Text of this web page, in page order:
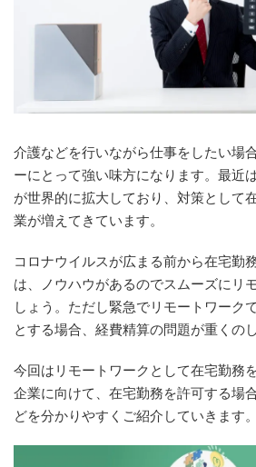
介護などを行いながら仕事をしたい場
ーにとって強い味方になります。最近
が世界的に拡大しており、対策として
業が増えてきています。
コロナウイルスが広まる前から在宅勤
は、ノウハウがあるのでスムーズにリ
しょう。ただし緊急でリモートワーク
とする場合、経費精算の問題が重くの
今回はリモートワークとして在宅勤務
企業に向けて、在宅勤務を許可する場
どを分かりやすくご紹介していきます。